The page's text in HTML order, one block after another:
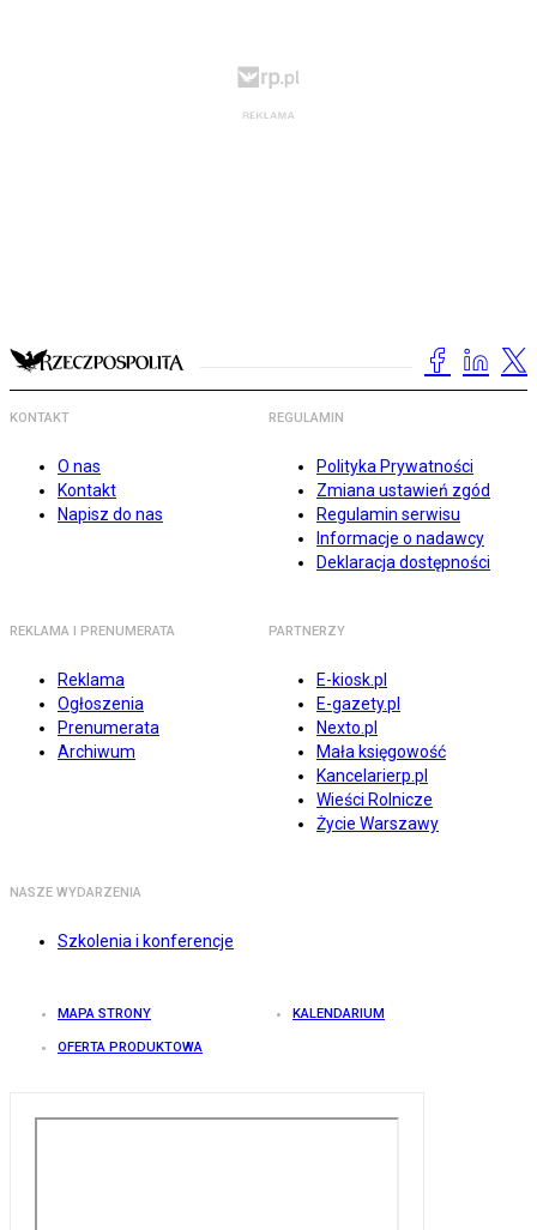
KONTAKT
O nas
Kontakt
Napisz do nas
REGULAMIN
Polityka Prywatności
Zmiana ustawień zgód
Regulamin serwisu
Informacje o nadawcy
Deklaracja dostępności
REKLAMA I PRENUMERATA
Reklama
Ogłoszenia
Prenumerata
Archiwum
PARTNERZY
E-kiosk.pl
E-gazety.pl
Nexto.pl
Mała księgowość
Kancelarierp.pl
Wieści Rolnicze
Życie Warszawy
NASZE WYDARZENIA
Szkolenia i konferencje
MAPA STRONY KALENDARIUM
OFERTA PRODUKTOWA